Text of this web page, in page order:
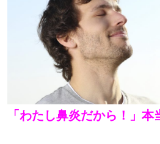
「わたし鼻炎だから！」本